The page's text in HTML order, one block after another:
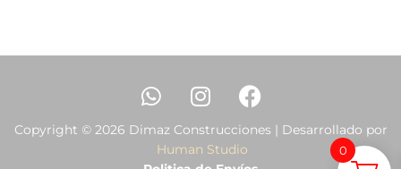
Copyright © 2026 Dimaz Construcciones | Desarrollado por
Human Studio
0